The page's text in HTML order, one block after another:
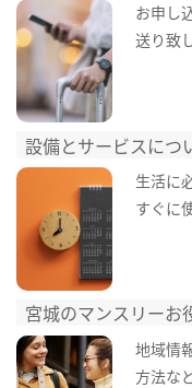
お申し
送り致
設備とサービスにつ
生活に
すぐに
宮城のマンスリーお
地域情
方法な